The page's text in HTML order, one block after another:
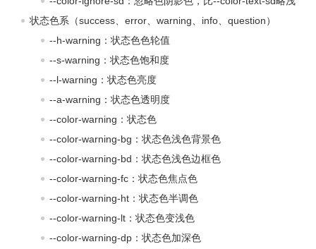
状态色系（success、error、warning、info、question）
--h-warning：状态色色轮值
--s-warning：状态色饱和度
--l-warning：状态色亮度
--a-warning：状态色透明度
--color-warning：状态色
--color-warning-bg：状态色浅色背景色
--color-warning-bd：状态色浅色边框色
--color-warning-fc：状态色焦点色
--color-warning-ht：状态色半调色
--color-warning-lt：状态色变浅色
--color-warning-dp：状态色加深色